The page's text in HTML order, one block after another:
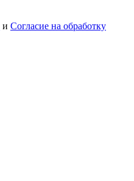
и Согласие на обработку